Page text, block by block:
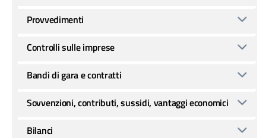
Provvedimenti
Controlli sulle imprese
Bandi di gara e contratti
Sovvenzioni, contributi, sussidi, vantaggi economici
Bilanci